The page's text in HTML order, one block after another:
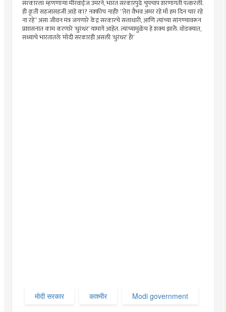
सरकारला म्हणणार्‍या मीरवाईज उमरने, भारत सरकारपुढे चुपचाप शरणागती पत्करली.
ही कृती सहजासहजी आहे का? नक्कीच नाही! “तेरा वैभव अमर रहे माँ हम दिन चार रहे
ना रहे” असा जीवन मंत्र जगणारे केंद्र सरकारचे सत्ताधारी, आणि त्यांच्या सांगण्यावरून
प्रशासनात काम करणारे ‘धुरंधर’ यामागे आहेत. त्यांच्यामुळेच हे शक्य झालेे. थोडक्यात,
सध्याचे भारतातले ’मोदी सरकारही असली ‘धुरंधर’ हैं!’
मोदी सरकार काश्मीर Modi government